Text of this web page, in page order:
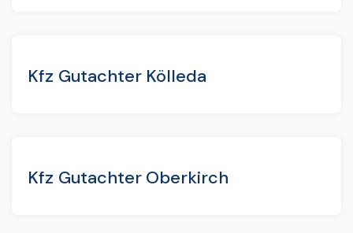
Kfz Gutachter Kölleda
Kfz Gutachter Oberkirch